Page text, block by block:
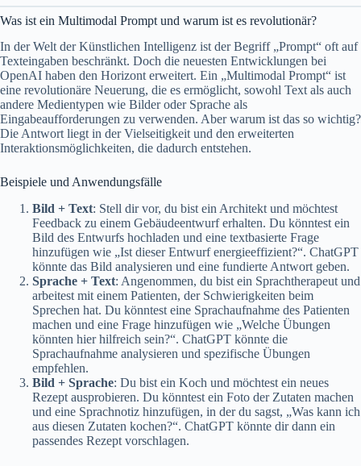
Was ist ein Multimodal Prompt und warum ist es revolutionär?
In der Welt der Künstlichen Intelligenz ist der Begriff „Prompt“ oft auf
Texteingaben beschränkt. Doch die neuesten Entwicklungen bei
OpenAI haben den Horizont erweitert. Ein „Multimodal Prompt“ ist
eine revolutionäre Neuerung, die es ermöglicht, sowohl Text als auch
andere Medientypen wie Bilder oder Sprache als
Eingabeaufforderungen zu verwenden. Aber warum ist das so wichtig?
Die Antwort liegt in der Vielseitigkeit und den erweiterten
Interaktionsmöglichkeiten, die dadurch entstehen.
Beispiele und Anwendungsfälle
Bild + Text: Stell dir vor, du bist ein Architekt und möchtest
Feedback zu einem Gebäudeentwurf erhalten. Du könntest ein
Bild des Entwurfs hochladen und eine textbasierte Frage
hinzufügen wie „Ist dieser Entwurf energieeffizient?“. ChatGPT
könnte das Bild analysieren und eine fundierte Antwort geben.
Sprache + Text: Angenommen, du bist ein Sprachtherapeut und
arbeitest mit einem Patienten, der Schwierigkeiten beim
Sprechen hat. Du könntest eine Sprachaufnahme des Patienten
machen und eine Frage hinzufügen wie „Welche Übungen
könnten hier hilfreich sein?“. ChatGPT könnte die
Sprachaufnahme analysieren und spezifische Übungen
empfehlen.
Bild + Sprache: Du bist ein Koch und möchtest ein neues
Rezept ausprobieren. Du könntest ein Foto der Zutaten machen
und eine Sprachnotiz hinzufügen, in der du sagst, „Was kann ich
aus diesen Zutaten kochen?“. ChatGPT könnte dir dann ein
passendes Rezept vorschlagen.